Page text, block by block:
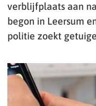
verblijfplaats aan
begon in Leersum
politie zoekt